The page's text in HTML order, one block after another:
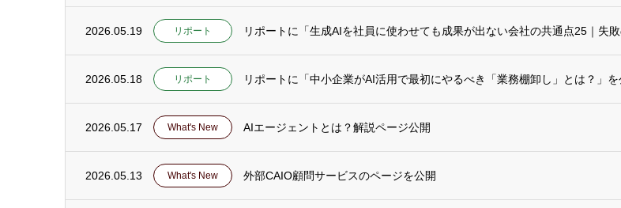
2026.05.19 リポート
2026.05.18 リポート リポートに「中小企業がAI活用で最初にやるべき「業務棚卸し」とは？」を
2026.05.17 What's New AIエージェントとは？解説ページ公開
2026.05.13 What's New 外部CAIO顧問サービスのページを公開